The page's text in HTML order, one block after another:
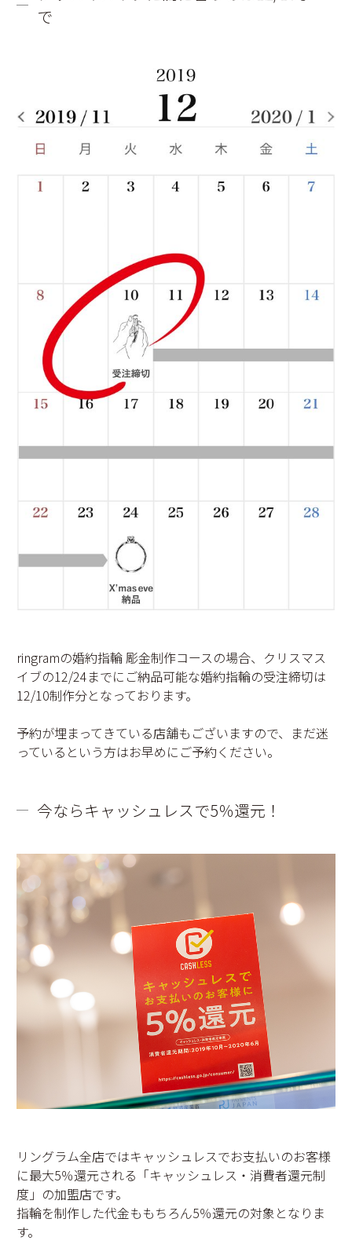
で
ringramの婚約指輪 彫金制作コースの場合、クリスマス
イブの12/24までにご納品可能な婚約指輪の受注締切は
12/10制作分となっております。
予約が埋まってきている店舗もございますので、まだ迷
っているという方はお早めにご予約ください。
今ならキャッシュレスで5％還元！
リングラム全店ではキャッシュレスでお支払いのお客様
に最大5％還元される「キャッシュレス・消費者還元制
度」の加盟店です。
指輪を制作した代金ももちろん5％還元の対象となりま
す。